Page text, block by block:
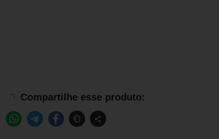
Compartilhe esse produto: